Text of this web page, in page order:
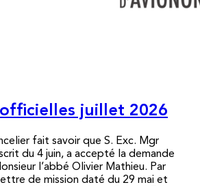
juillet 2026
fait savoir que S. Exc. Mgr
du 4 juin, a accepté la demande
l’abbé Olivier Mathieu. Par
de mission daté du 29 mai et